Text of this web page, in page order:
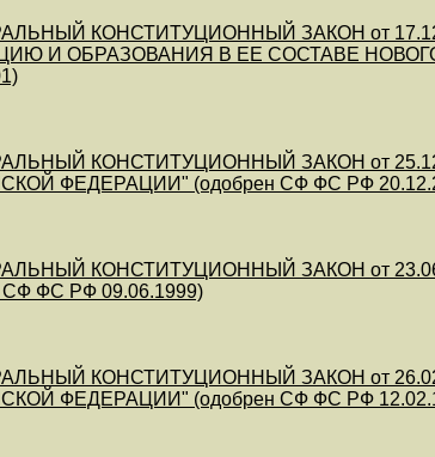
КОНСТИТУЦИОННЫЙ ЗАКОН от
И ОБРАЗОВАНИЯ В ЕЕ СОСТАВЕ
КОНСТИТУЦИОННЫЙ ЗАКОН от
ФЕДЕРАЦИИ" (одобрен СФ ФС РФ
КОНСТИТУЦИОННЫЙ ЗАКОН от
СФ ФС РФ 09.06.1999)
КОНСТИТУЦИОННЫЙ ЗАКОН от
ФЕДЕРАЦИИ" (одобрен СФ ФС РФ